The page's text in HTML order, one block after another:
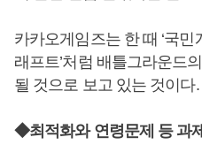
카카오게임즈는 한 때 ‘국민
래프트’처럼 배틀그라운드
될 것으로 보고 있는 것이다.
◆최적화와 연령문제 등 과